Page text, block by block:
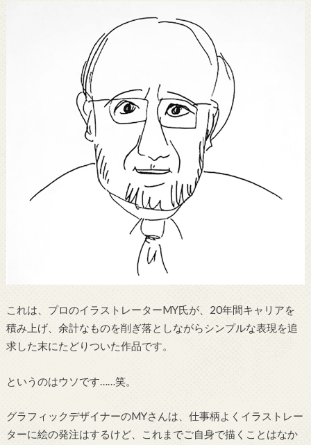
これは、プロのイラストレーターMY氏が、20年間キャリアを
積み上げ、余計なものを削ぎ落としながらシンプルな表現を追
求した末にたどりついた作品です。
というのはウソです……笑。
グラフィックデザイナーのMYさんは、仕事柄よくイラストレー
ターに絵の発注はするけど、これまでご自身で描くことはなか